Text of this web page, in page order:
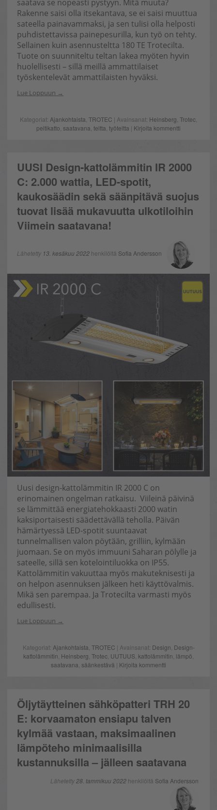
saatava se nopeasti pystyyn. Mitä muuta?
Rakenne saisi olla itsekantava, se ei saisi muuttua
sateella painavammaksi, ja sen tulisi olla helposti
puhdistettavissa painepesurilla, kun työ on tehty.
Sellainen kuin asennusteltta 180 TE Trotecilta.
Tuote on suunniteltu teltan lakea myöten hyvin
huolellisesti – sillä meillä ammattilaiset
työskentelevät ammattilaisten hyväksi.
Lue Loppuun
Kategoriat: Ajankohtaista TROTEC | Avainsanat: Heinsberg Trotec
peltikatto saatavana teltta työteltta | Kirjoita kommentti
UUSI Design-kattolämmitin IR 2000
C: 2.000 wattia, LED-spotit,
kaukosäädin sekä säänpitävä suojus
tuovat lisää mukavuutta ulkotiloihin
Viimein saatavana!
Lähetetty 13. kesäkuu 2022 henkilöltä Sofia Andersson
Uusi design-kattolämmitin IR 2000 C on
erinomainen ongelman ratkaisu. Viileinä päivinä
se lämmittää energiatehokkaasti 2000 watin
kaksiportaisesti säädettävällä teholla. Päivän
hämärtyessä LED-spotit suuntaavat
tunnelmallisen valon pöytään, grilliin, kylmään
juomaan. Se on myös immuuni Saharan pölylle ja
sateelle, sillä sen kotelointiluokka on IP55.
Kattolämmitin vakuuttaa myös makuteknisesti ja
on helpon asennuksen jälkeen heti käyttövalmis.
Mikä sen parempaa. Ja Trotecilta varmasti myös
edullisesti.
Lue Loppuun
Kategoriat: Ajankohtaista TROTEC | Avainsanat: Design Design-
kattolämmitin Heinsberg Trotec UUTUUS kattolämmitin lämpö
saatavana säänkestävä | Kirjoita kommentti
Öljytäytteinen sähköpatteri TRH 20
E: korvaamaton ensiapu talven
kylmää vastaan, maksimaalinen
lämpöteho minimaalisilla
kustannuksilla – jälleen saatavana
Lähetetty28. tammikuu 2022 henkilöltä Sofia Andersson